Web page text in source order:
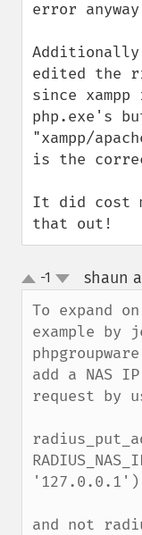
error
Additionally
edited the
since
php.exe's
"xampp/
is the
It did cost
that out!
up
down
-1 shaun
To expand
example by
add a NAS
request by
and not